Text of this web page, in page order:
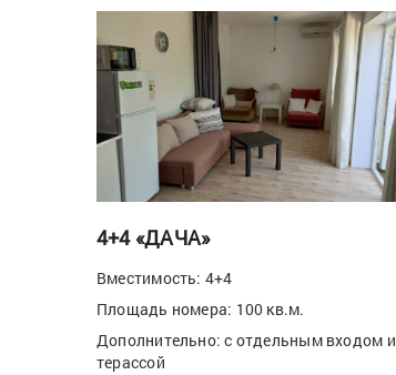
4+4 «ДАЧА»
Вместимость: 4+4
Площадь номера: 100 кв.м.
Дополнительно: с отдельным входом и
терассой